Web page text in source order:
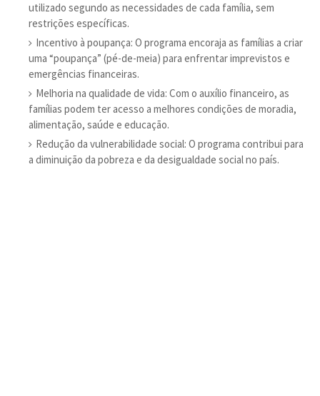
utilizado segundo as necessidades de cada família, sem
restrições específicas.
Incentivo à poupança: O programa encoraja as famílias a criar
uma “poupança” (pé-de-meia) para enfrentar imprevistos e
emergências financeiras.
Melhoria na qualidade de vida: Com o auxílio financeiro, as
famílias podem ter acesso a melhores condições de moradia,
alimentação, saúde e educação.
Redução da vulnerabilidade social: O programa contribui para
a diminuição da pobreza e da desigualdade social no país.